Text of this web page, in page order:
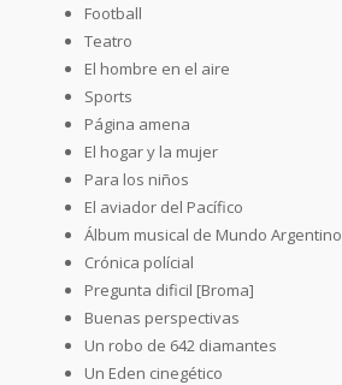
Football
Teatro
El hombre en el aire
Sports
Página amena
El hogar y la mujer
Para los niños
El aviador del Pacífico
Álbum musical de Mundo Argentino
Crónica polícial
Pregunta dificil [Broma]
Buenas perspectivas
Un robo de 642 diamantes
Un Eden cinegético